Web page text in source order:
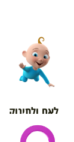
לאם ולתינוק